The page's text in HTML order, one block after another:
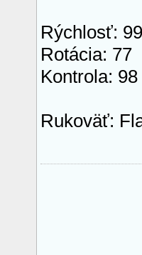
Rýchlosť: 99
Rotácia: 77
Kontrola: 98
Rukoväť: